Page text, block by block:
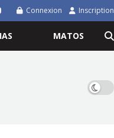
Connexion Inscription
MATOS